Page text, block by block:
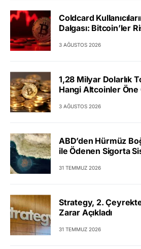
Coldcard
Dalgası: Bitcoin’ler
3 AĞUSTOS 2026
1,28 Milyar Dolarlık
Hangi Altcoinler Öne
3 AĞUSTOS 2026
ABD’den Hürmüz
ile Ödenen Sigorta
31 TEMMUZ 2026
Strategy, 2.
Zarar Açıkladı
31 TEMMUZ 2026